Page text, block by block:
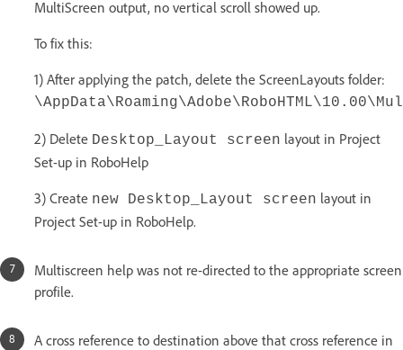
MultiScreen output, no vertical scroll showed up.
To fix this:
1) After applying the patch, delete the ScreenLayouts folder:
2) Delete Desktop_Layout screen layout in Project
Set-up in RoboHelp
3) Create new Desktop_Layout screen layout in
Project Set-up in RoboHelp.
Multiscreen help was not re-directed to the appropriate screen
profile.
A cross reference to destination above that cross reference in